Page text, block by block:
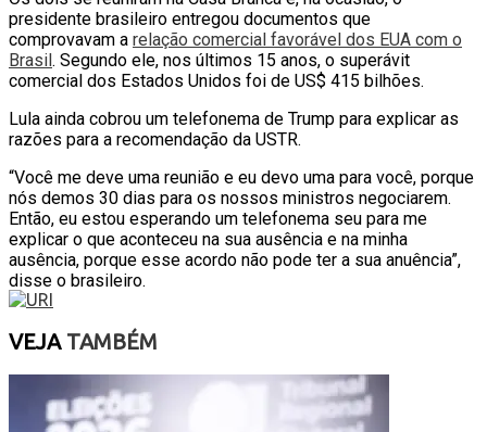
presidente brasileiro entregou documentos que
comprovavam a relação comercial favorável dos EUA com o
Brasil. Segundo ele, nos últimos 15 anos, o superávit
comercial dos Estados Unidos foi de US$ 415 bilhões.
Lula ainda cobrou um telefonema de Trump para explicar as
razões para a recomendação da USTR.
“Você me deve uma reunião e eu devo uma para você, porque
nós demos 30 dias para os nossos ministros negociarem.
Então, eu estou esperando um telefonema seu para me
explicar o que aconteceu na sua ausência e na minha
ausência, porque esse acordo não pode ter a sua anuência”,
disse o brasileiro.
VEJATAMBÉM